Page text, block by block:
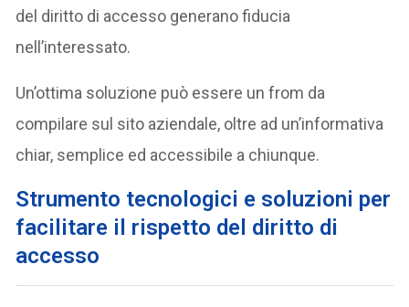
del diritto di accesso generano fiducia
nell’interessato.
Un’ottima soluzione può essere un from da
compilare sul sito aziendale, oltre ad un’informativa
chiar, semplice ed accessibile a chiunque.
Strumento tecnologici e soluzioni per
facilitare il rispetto del diritto di
accesso